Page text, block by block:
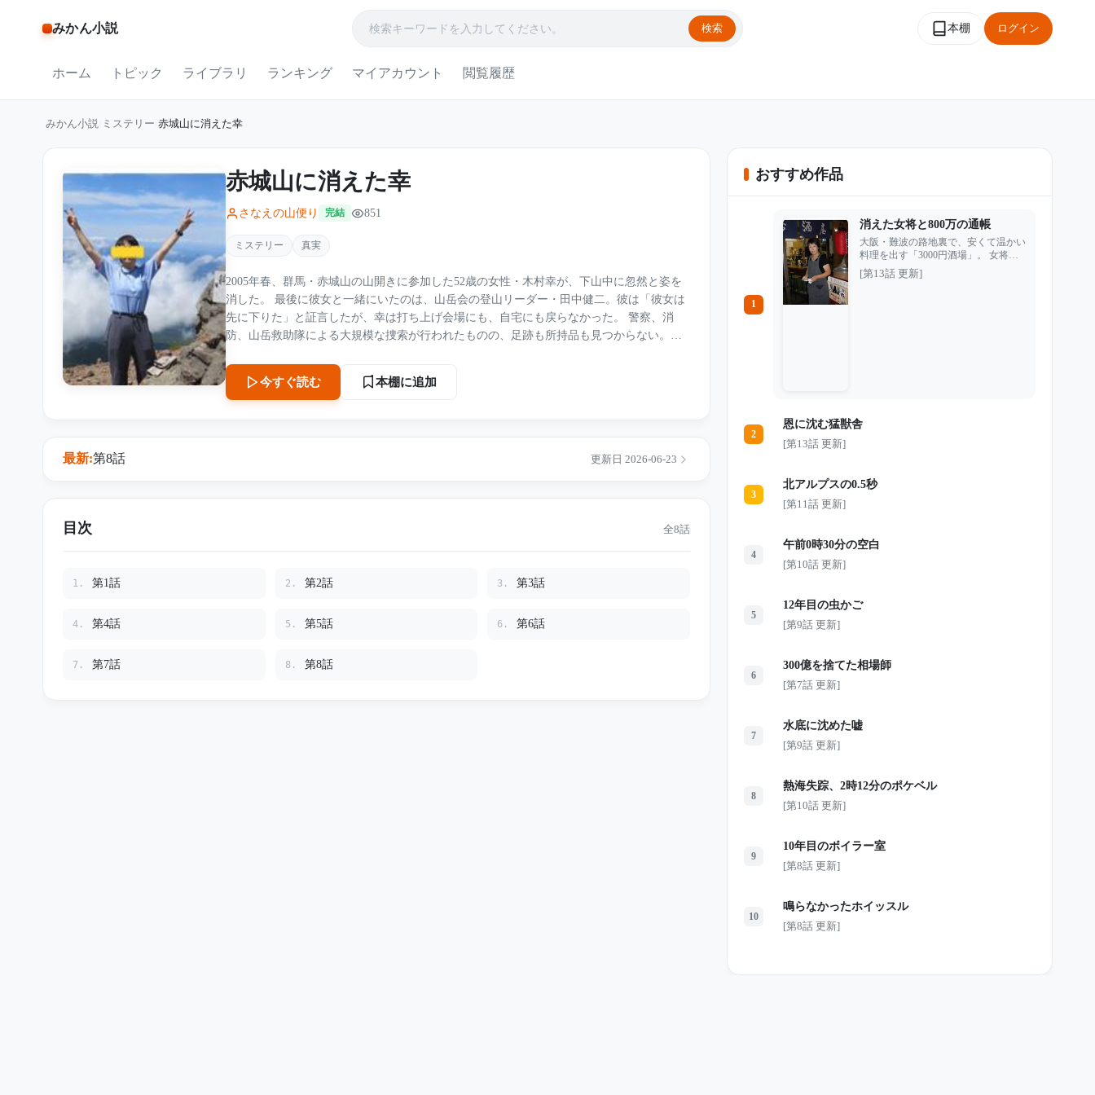
みかん小説 検索 本棚 ログイン
ホーム トピック ライブラリ ランキング マイアカウント 閲覧履歴
みかん小説 ミステリー 赤城山に消えた幸
赤城山に消えた幸
さなえの山便り 完結 851
ミステリー 真実
2005年春、群馬・赤城山の山開きに参加した52歳の女性・木村幸が、下山中に忽然と姿を
消した。 最後に彼女と一緒にいたのは、山岳会の登山リーダー・田中健二。彼は「彼女は
先に下りた」と証言したが、幸は打ち上げ会場にも、自宅にも戻らなかった。 警察、消
防、山岳救助隊による大規模な捜索が行われたものの、足跡も所持品も見つからない。ま
にある廃山荘のリフォーム工事中、古い浄化槽の中から人骨が発見される。そばには登山
靴、指輪、壊れた携帯電話。 山で消えたはずの女性は、なぜ登山道から離れた廃山荘にい
たのか。 そして、彼女の最後を知っていた人物は誰だったのか――。
今すぐ読む 本棚に追加
最新:第8話 更新日 2026-06-23
目次 全8話
1. 第1話 2. 第2話 3. 第3話
4. 第4話 5. 第5話 6. 第6話
7. 第7話 8. 第8話
おすすめ作品
1
消えた女将と800万の通帳
大阪・難波の路地裏で、安くて温かい
料理を出す「3000円酒場」。 女将の
中村義子は、うどん屋から店を立て直
し、常連たちに愛される繁盛店を作り
定食屋で「ありがとう」とだけ残した
容疑者が浮かび上がる中、真相は5年
間闇に沈み続ける。 そして2014年
[第13話 更新]
2
恩に沈む猛獣舎
[第13話 更新]
3
北アルプスの0.5秒
[第11話 更新]
4
午前0時30分の空白
[第10話 更新]
5
12年目の虫かご
[第9話 更新]
6
300億を捨てた相場師
[第7話 更新]
7
水底に沈めた嘘
[第9話 更新]
8
熱海失踪、2時12分のポケベル
[第10話 更新]
9
10年目のボイラー室
[第8話 更新]
10
鳴らなかったホイッスル
[第8話 更新]